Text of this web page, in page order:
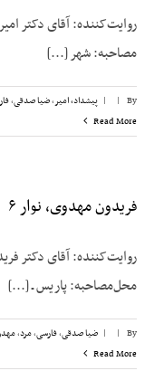
مصاحبه: شهر [...]
By
|
| پیشداد، امیر,ضیا صدقی,
Read More
فریدون مهدوی، نوار ۶
محل‌مصاحبه: پاریس ـ [...]
By
|
| ضیا صدقی,فارسی,مرد,
Read More